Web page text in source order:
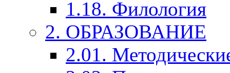
1.18. Филология
2. ОБРАЗОВАНИЕ
2.01.